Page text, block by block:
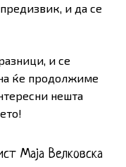
и да се
и се
ќе продолжиме
нешта
Маја Велковска